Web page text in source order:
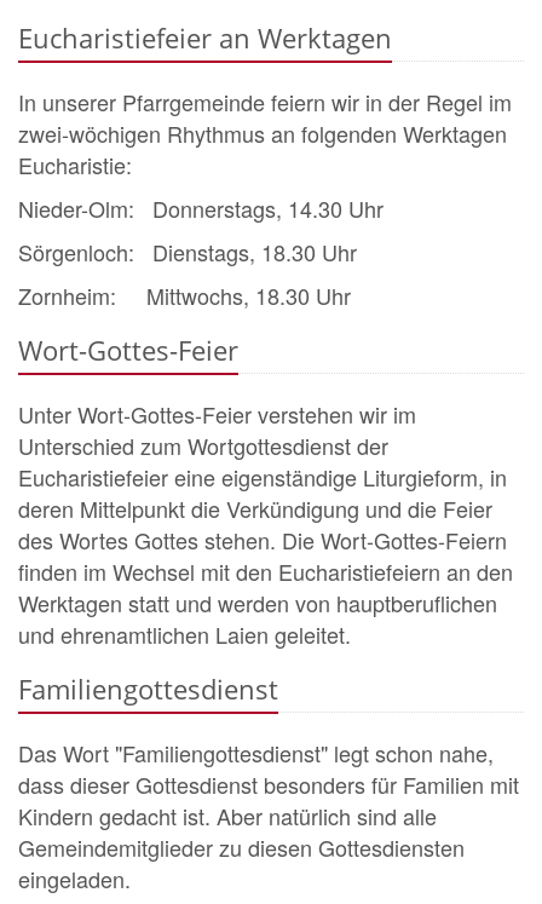
Eucharistiefeier an Werktagen
In unserer Pfarrgemeinde feiern wir in der Regel im
zwei-wöchigen Rhythmus an folgenden Werktagen
Eucharistie:
Nieder-Olm: Donnerstags, 14.30 Uhr
Sörgenloch: Dienstags, 18.30 Uhr
Zornheim: Mittwochs, 18.30 Uhr
Wort-Gottes-Feier
Unter Wort-Gottes-Feier verstehen wir im
Unterschied zum Wortgottesdienst der
Eucharistiefeier eine eigenständige Liturgieform, in
deren Mittelpunkt die Verkündigung und die Feier
des Wortes Gottes stehen. Die Wort-Gottes-Feiern
finden im Wechsel mit den Eucharistiefeiern an den
Werktagen statt und werden von hauptberuflichen
und ehrenamtlichen Laien geleitet.
Familiengottesdienst
Das Wort "Familiengottesdienst" legt schon nahe,
dass dieser Gottesdienst besonders für Familien mit
Kindern gedacht ist. Aber natürlich sind alle
Gemeindemitglieder zu diesen Gottesdiensten
eingeladen.